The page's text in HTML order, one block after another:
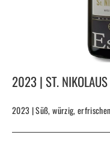
2023 | ST. NIKOLAUS
2023 | Süß, würzig,